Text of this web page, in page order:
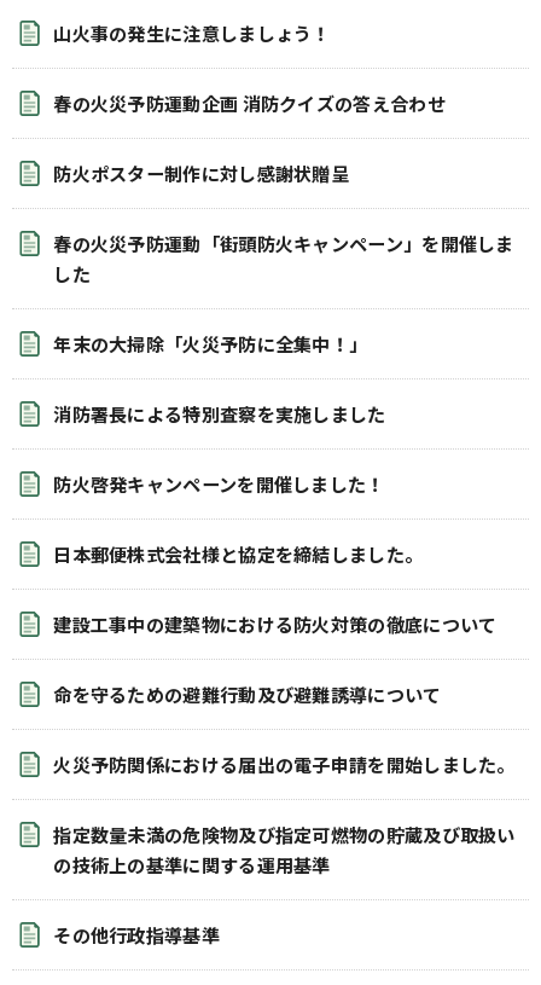
山火事の発生に注意しましょう！
春の火災予防運動企画 消防クイズの答え合わせ
防火ポスター制作に対し感謝状贈呈
春の火災予防運動「街頭防火キャンペーン」を開催しま
した
年末の大掃除「火災予防に全集中！」
消防署長による特別査察を実施しました
防火啓発キャンペーンを開催しました！
日本郵便株式会社様と協定を締結しました。
建設工事中の建築物における防火対策の徹底について
命を守るための避難行動及び避難誘導について
火災予防関係における届出の電子申請を開始しました。
指定数量未満の危険物及び指定可燃物の貯蔵及び取扱い
の技術上の基準に関する運用基準
その他行政指導基準